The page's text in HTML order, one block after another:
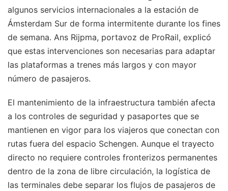
algunos servicios internacionales a la estación de
Ámsterdam Sur de forma intermitente durante los fines
de semana. Ans Rijpma, portavoz de ProRail, explicó
que estas intervenciones son necesarias para adaptar
las plataformas a trenes más largos y con mayor
número de pasajeros.
El mantenimiento de la infraestructura también afecta
a los controles de seguridad y pasaportes que se
mantienen en vigor para los viajeros que conectan con
rutas fuera del espacio Schengen. Aunque el trayecto
directo no requiere controles fronterizos permanentes
dentro de la zona de libre circulación, la logística de
las terminales debe separar los flujos de pasajeros de